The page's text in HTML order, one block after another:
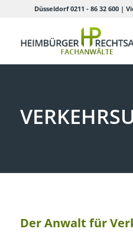
Düsseldorf 0211 - 86 32 600|
Der Anwalt für